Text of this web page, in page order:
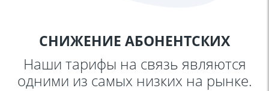
СНИЖЕНИЕ АБОНЕНТСКИХ
Наши тарифы на связь являются
одними из самых низких на рынке.